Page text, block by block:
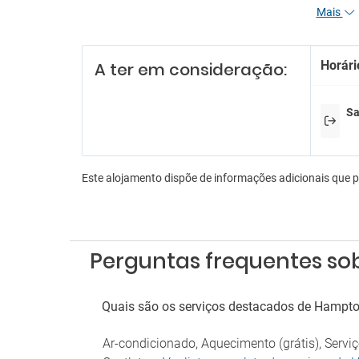
Bilhar
Zona
Mais
A ter em consideração:
Este alojamento dispõe de informações adicionais que
Perguntas frequentes
Quais são os serviços destacados de
Ar-condicionado, Aquecimento (grátis),